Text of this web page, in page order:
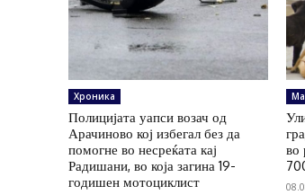
Хроника
Полицијата уапси возач од
Арачиново кој избегал без да
помогне во несреќата кај
Радишани, во која загина 19-
годишен мотоциклист
во